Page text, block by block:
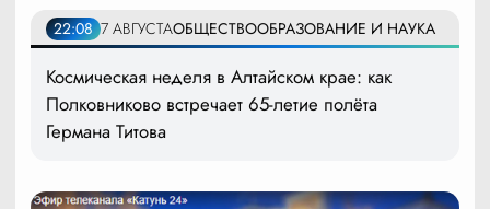
22:08 7 АВГУСТАОБЩЕСТВООБРАЗОВАНИЕ И НАУКА
Космическая неделя в Алтайском крае: как
Полковниково встречает 65-летие полёта
Германа Титова